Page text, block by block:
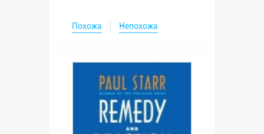
Похожа Непохожа